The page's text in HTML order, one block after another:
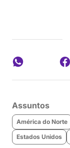
Assuntos
América do Norte
Estados Unidos